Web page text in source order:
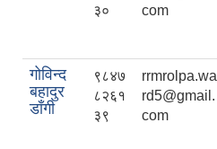
३०
com
गोविन्द
बहादुर
डाँगी
९८४७
८२६१
३९
rrmrolpa.wa
rd5@gmail.
com